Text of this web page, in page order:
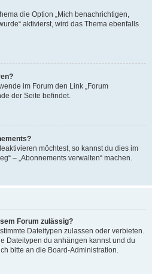
die Option „Mich benachrichtigen,
aktivierst, wird das Thema ebenfalls
im Forum den Link „Forum
der Seite befindet.
möchtest, so kannst du dies im
– „Abonnements verwalten“ machen.
Forum zulässig?
Dateitypen zulassen oder verbieten.
Dateitypen du anhängen kannst und du
bitte an die Board-Administration.